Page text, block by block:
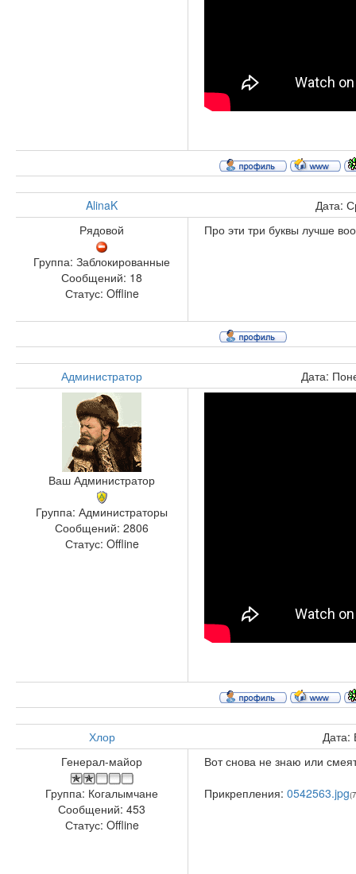
AlinaK
Дата:
Рядовой
Группа: Заблокированные
Сообщений: 18
Статус: Offline
Про эти три буквы лучше
Администратор Дата:
Ваш Администратор
Группа: Администраторы
Сообщений: 2806
Статус: Offline
Хлор
Дата:
Генерал-майор
Группа: Когалымчане
Сообщений: 453
Статус: Offline
Вот снова не знаю или
Прикрепления: 0542563.jpg